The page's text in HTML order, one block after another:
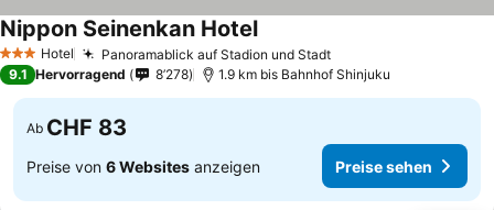
3 SterneHotel Panoramablick auf Stadion und StadtPreise sehen
Nippon Seinenkan HotelPreise sehen
9.1 Hervorragend 8’278 1.9 km bis Bahnhof Shinjuku
Ab CHF 83
Preise von 6 Websites anzeigen Preise sehen